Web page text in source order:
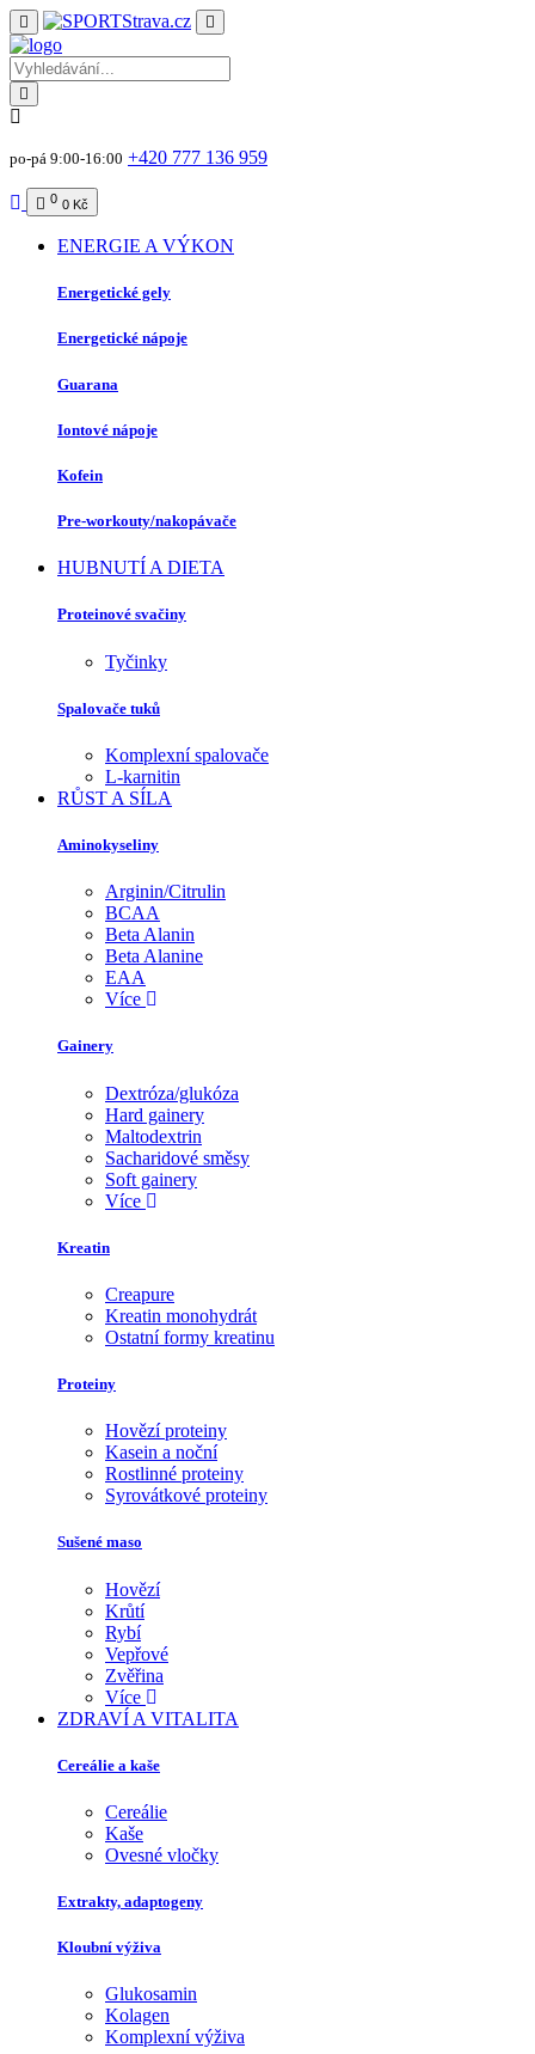
po-pá 9:00-16:00 +420 777 136 959
0 0 Kč
ENERGIE A VÝKON
Energetické gely
Energetické nápoje
Guarana
Iontové nápoje
Kofein
Pre-workouty/nakopávače
HUBNUTÍ A DIETA
Proteinové svačiny
Tyčinky
Spalovače tuků
Komplexní spalovače
L-karnitin
RŮST A SÍLA
Aminokyseliny
Arginin/Citrulin
BCAA
Beta Alanin
Beta Alanine
EAA
Více
Gainery
Dextróza/glukóza
Hard gainery
Maltodextrin
Sacharidové směsy
Soft gainery
Více
Kreatin
Creapure
Kreatin monohydrát
Ostatní formy kreatinu
Proteiny
Hovězí proteiny
Kasein a noční
Rostlinné proteiny
Syrovátkové proteiny
Sušené maso
Hovězí
Krůtí
Rybí
Vepřové
Zvěřina
Více
ZDRAVÍ A VITALITA
Cereálie a kaše
Cereálie
Kaše
Ovesné vločky
Extrakty, adaptogeny
Kloubní výživa
Glukosamin
Kolagen
Komplexní výživa